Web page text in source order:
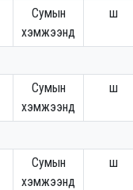
Сумын
хэмжээнд
ш
Сумын
хэмжээнд
ш
Сумын
хэмжээнд
ш